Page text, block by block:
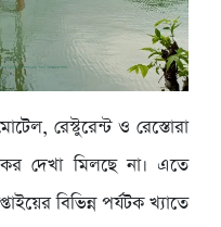
রেস্টুরেন্ট ও রেস্তোরা
দেখা মিলছে না। এতে
বিভিন্ন পর্যটক খ্যাতে